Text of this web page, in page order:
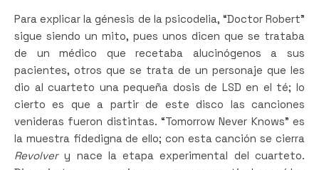
Para explicar la génesis de la psicodelia, “Doctor Robert”
sigue siendo un mito, pues unos dicen que se trataba
de un médico que recetaba alucinógenos a sus
pacientes, otros que se trata de un personaje que les
dio al cuarteto una pequeña dosis de LSD en el té; lo
cierto es que a partir de este disco las canciones
venideras fueron distintas. “Tomorrow Never Knows” es
la muestra fidedigna de ello; con esta canción se cierra
Revolvery nace la etapa experimental del cuarteto.